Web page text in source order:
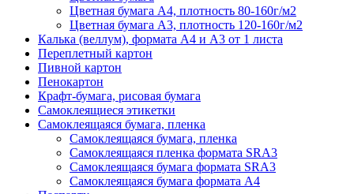
Цветная бумага А4, плотность 80-160г/м2
Цветная бумага А3, плотность 120-160г/м2
Калька (веллум), формата А4 и А3 от 1 листа
Переплетный картон
Пивной картон
Пенокартон
Крафт-бумага, рисовая бумага
Самоклеящиеся этикетки
Самоклеящаяся бумага, пленка
Самоклеящаяся бумага, пленка
Самоклеящаяся пленка формата SRА3
Самоклеящаяся бумага формата SRА3
Самоклеящаяся бумага формата А4